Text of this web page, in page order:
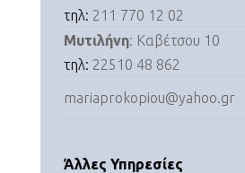
τηλ: 211 770 12 02
Μυτιλήνη: Καβέτσου 10
τηλ: 22510 48 862
mariaprokopiou@yahoo.gr
Άλλες Υπηρεσίες